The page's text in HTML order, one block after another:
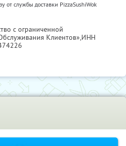
от службы доставки PizzaSushiWok
с ограниченной
Клиентов»,ИНН